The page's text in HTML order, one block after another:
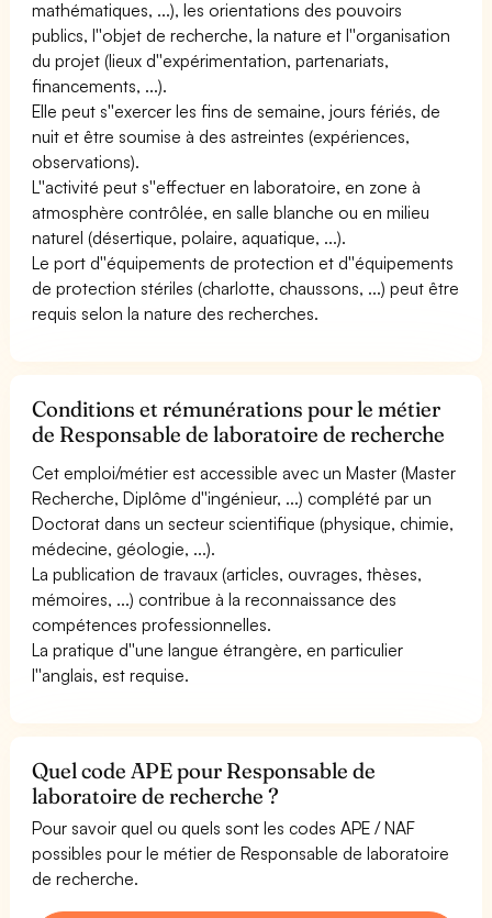
mathématiques, ...), les orientations des pouvoirs
publics, l''objet de recherche, la nature et l''organisation
du projet (lieux d''expérimentation, partenariats,
financements, ...).
Elle peut s''exercer les fins de semaine, jours fériés, de
nuit et être soumise à des astreintes (expériences,
observations).
L''activité peut s''effectuer en laboratoire, en zone à
atmosphère contrôlée, en salle blanche ou en milieu
naturel (désertique, polaire, aquatique, ...).
Le port d''équipements de protection et d''équipements
de protection stériles (charlotte, chaussons, ...) peut être
requis selon la nature des recherches.
Conditions et rémunérations pour le métier
de Responsable de laboratoire de recherche
Cet emploi/métier est accessible avec un Master (Master
Recherche, Diplôme d''ingénieur, ...) complété par un
Doctorat dans un secteur scientifique (physique, chimie,
médecine, géologie, ...).
La publication de travaux (articles, ouvrages, thèses,
mémoires, ...) contribue à la reconnaissance des
compétences professionnelles.
La pratique d''une langue étrangère, en particulier
l''anglais, est requise.
Quel code APE pour Responsable de
laboratoire de recherche ?
Pour savoir quel ou quels sont les codes APE / NAF
possibles pour le métier de Responsable de laboratoire
de recherche.